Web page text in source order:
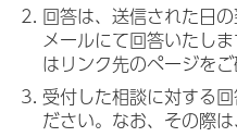
回答は、送信された日
メールにて回答いたし
はリンク先のページをご
受付した相談に対する
ださい。なお、その際